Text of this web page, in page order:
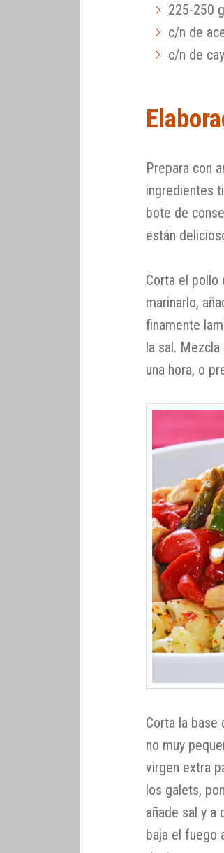
225-250
c/n de
c/n de
Prepara con
ingredientes
bote de
están
Corta el pollo
marinarlo,
finamente
la sal.
una hora, o
Corta la base
no muy
virgen extra
los galets,
añade sal y a
baja el fuego